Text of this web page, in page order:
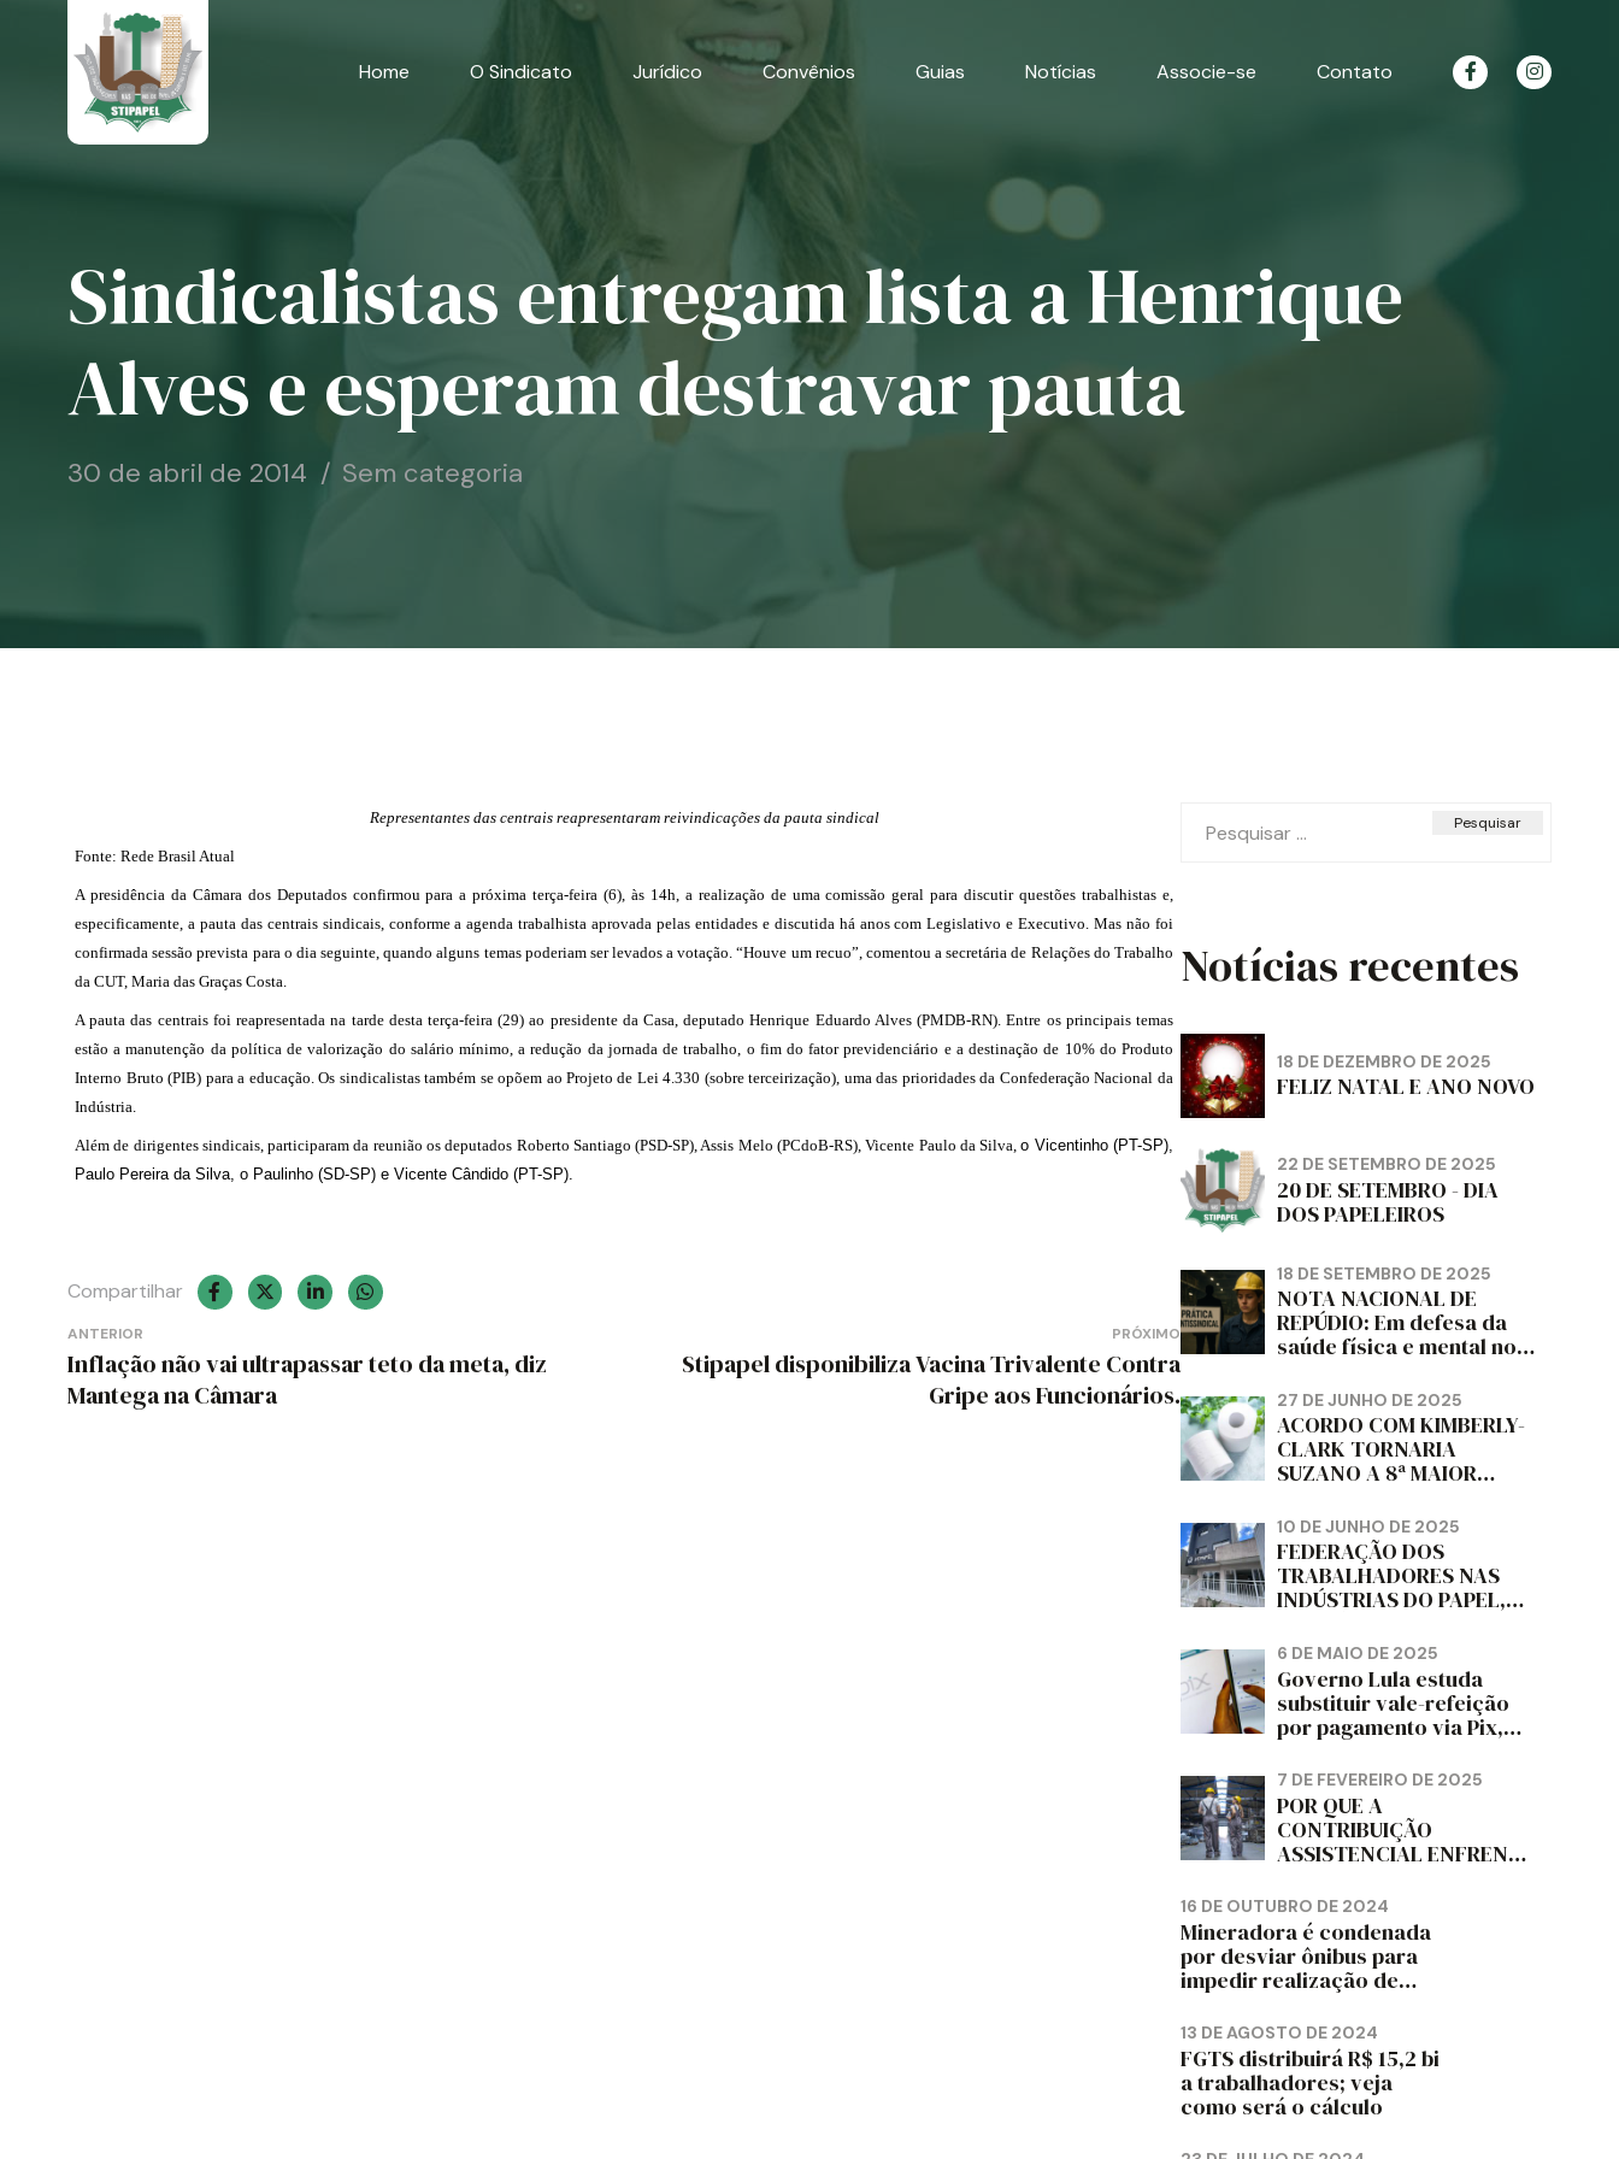
Home O Sindicato Jurídico Convênios Guias Notícias Associe-se Contato
Sindicalistas entregam lista a Henrique
Alves e esperam destravar pauta
30 de abril de 2014 Sem categoria
Representantes das centrais reapresentaram reivindicações da pauta sindical
Fonte: Rede Brasil Atual
A presidência da Câmara dos Deputados confirmou para a próxima terça-feira (6), às 14h, a realização de uma comissão geral para discutir questões trabalhistas e,
especificamente, a pauta das centrais sindicais, conforme a agenda trabalhista aprovada pelas entidades e discutida há anos com Legislativo e Executivo. Mas não foi
confirmada sessão prevista para o dia seguinte, quando alguns temas poderiam ser levados a votação. “Houve um recuo”, comentou a secretária de Relações do Trabalho
da CUT, Maria das Graças Costa.
A pauta das centrais foi reapresentada na tarde desta terça-feira (29) ao presidente da Casa, deputado Henrique Eduardo Alves (PMDB-RN). Entre os principais temas
estão a manutenção da política de valorização do salário mínimo, a redução da jornada de trabalho, o fim do fator previdenciário e a destinação de 10% do Produto
Interno Bruto (PIB) para a educação. Os sindicalistas também se opõem ao Projeto de Lei 4.330 (sobre terceirização), uma das prioridades da Confederação Nacional da
Indústria.
Além de dirigentes sindicais, participaram da reunião os deputados Roberto Santiago (PSD-SP), Assis Melo (PCdoB-RS), Vicente Paulo da Silva,o Vicentinho(PT-SP),
Paulo Pereira da Silva, o Paulinho (SD-SP) e Vicente Cândido (PT-SP).
Compartilhar
Navegação
de
ANTERIOR
Inflação não vai ultrapassar teto da meta, diz
Mantega na Câmara
PRÓXIMO
Stipapel disponibiliza Vacina Trivalente Contra
Gripe aos Funcionários.
por:
Notícias recentes
18 DE DEZEMBRO DE 2025
FELIZ NATAL E ANO NOVO
22 DE SETEMBRO DE 2025
20 DE SETEMBRO - DIA
DOS PAPELEIROS
18 DE SETEMBRO DE 2025
NOTA NACIONAL DE
REPÚDIO: Em defesa da
saúde física e mental no
da dignidade sindical.
27 DE JUNHO DE 2025
ACORDO COM KIMBERLY-
CLARK TORNARIA
SUZANO A 8ª MAIOR
HIGIÊNICO DO MUNDO,
DIZ FITCH
10 DE JUNHO DE 2025
FEDERAÇÃO DOS
TRABALHADORES NAS
INDÚSTRIAS DO PAPEL,
CORTIÇA E ARTEFATOS
DE PAPEL DO ESTADO DO
PARANÁ – FETRAPEL-PR
6 DE MAIO DE 2025
Governo Lula estuda
substituir vale-refeição
por pagamento via Pix,
7 DE FEVEREIRO DE 2025
POR QUE A
CONTRIBUIÇÃO
ASSISTENCIAL ENFRENTA
TRABALHADORES?
16 DE OUTUBRO DE 2024
Mineradora é condenada
por desviar ônibus para
impedir realização de
13 DE AGOSTO DE 2024
FGTS distribuirá R$ 15,2 bi
a trabalhadores; veja
como será o cálculo